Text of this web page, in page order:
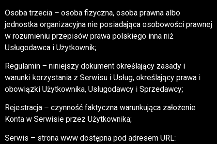
Osoba trzecia – osoba fizyczna, osoba prawna albo
jednostka organizacyjna nie posiadająca osobowości prawnej
w rozumieniu przepisów prawa polskiego inna niż
Usługodawca i Użytkownik;
Regulamin – niniejszy dokument określający zasady i
warunki korzystania z Serwisu i Usług, określający prawa i
obowiązki Użytkownika, Usługodawcy i Sprzedawcy;
Rejestracja – czynność faktyczna warunkująca założenie
Konta w Serwisie przez Użytkownika;
Serwis – strona www dostępna pod adresem URL: